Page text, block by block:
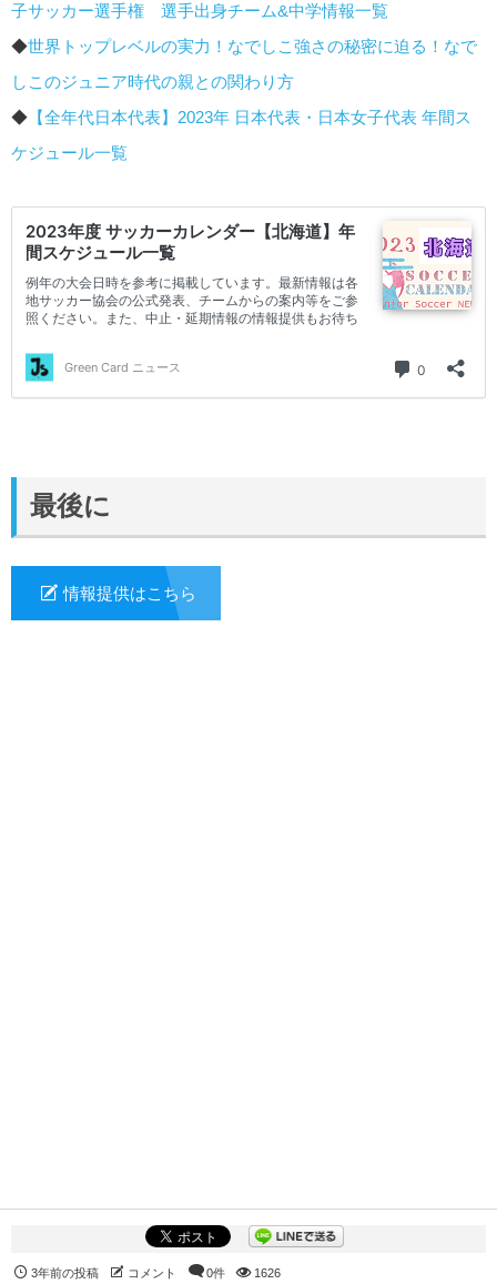
子サッカー選手権 選手出身チーム&中学情報一覧
◆世界トップレベルの実力！なでしこ強さの秘密に迫る！なで
しこのジュニア時代の親との関わり方
◆ 【全年代日本代表】2023年 日本代表・日本女子代表 年間ス
ケジュール一覧
最後に
情報提供はこちら
3年前の投稿 コメント 0件 1626